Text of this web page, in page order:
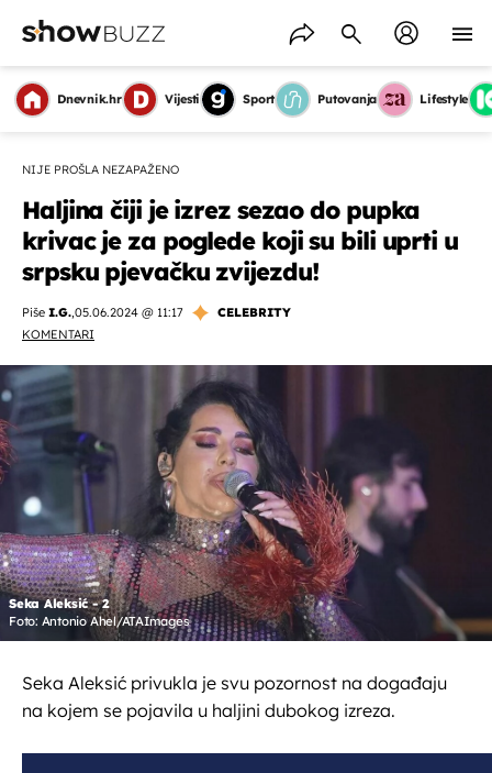
Dnevnik.hr Vijesti Sport Putovanja Lifestyle
NIJE PROŠLA NEZAPAŽENO
Haljina čiji je izrez sezao do pupka
krivac je za poglede koji su bili uprti u
srpsku pjevačku zvijezdu!
Piše I.G.,05.06.2024 @ 11:17
CELEBRITY
KOMENTARI
Seka Aleksić - 2
Foto: Antonio Ahel/ATAImages
Seka Aleksić privukla je svu pozornost na događaju
na kojem se pojavila u haljini dubokog izreza.
OMOGUĆI OBAVIJESTI